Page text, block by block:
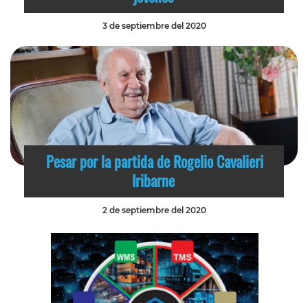
3 de septiembre del 2020
Pesar por la partida de Rogelio Cavalieri
Iribarne
2 de septiembre del 2020